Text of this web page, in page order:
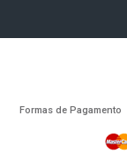
Formas de Pagamento